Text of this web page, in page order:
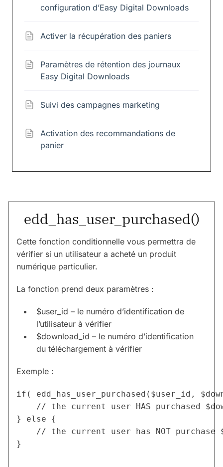
configuration d’Easy Digital Downloads
Activer la récupération des paniers
Paramètres de rétention des journaux
Easy Digital Downloads
Suivi des campagnes marketing
Activation des recommandations de
panier
edd_has_user_purchased()
Cette fonction conditionnelle vous permettra de
vérifier si un utilisateur a acheté un produit
numérique particulier.
La fonction prend deux paramètres :
$user_id – le numéro d’identification de
l’utilisateur à vérifier
$download_id – le numéro d’identification
du téléchargement à vérifier
Exemple :
if( edd_has_user_purchased($user_id,
} else {